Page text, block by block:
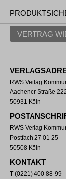
VERTRAG
RWS Verlag
Aachener Straße 222
50931 Köln
RWS Verlag
Postfach 27 01 25
50508 Köln
KONTAKT
T(0221) 400 88-99